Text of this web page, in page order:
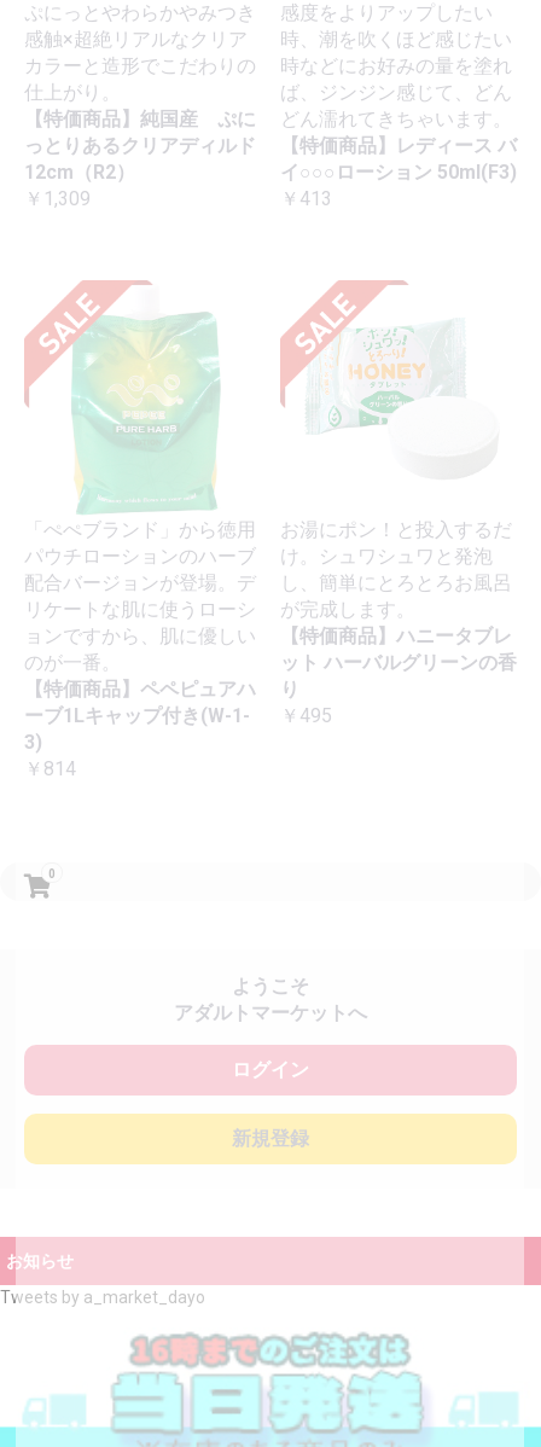
0
ようこそ
アダルトマーケットへ
ログイン
新規登録
お知らせ
Tweets by a_market_dayo
ぷにっとやわらかやみつき
感触×超絶リアルなクリア
カラーと造形でこだわりの
仕上がり。
【特価商品】純国産 ぷに
っとりあるクリアディルド
12cm（R2）
￥1,309
感度をよりアップしたい
時、潮を吹くほど感じたい
時などにお好みの量を塗れ
ば、ジンジン感じて、どん
どん濡れてきちゃいます。
【特価商品】レディース バ
イ○○○ローション 50ml(F3)
￥413
「ぺぺブランド」から徳用
パウチローションのハーブ
配合バージョンが登場。デ
リケートな肌に使うローシ
ョンですから、肌に優しい
のが一番。
【特価商品】ペペピュアハ
ーブ1Lキャップ付き(W-1-
3)
￥814
お湯にポン！と投入するだ
け。シュワシュワと発泡
し、簡単にとろとろお風呂
が完成します。
【特価商品】ハニータブレ
ット ハーバルグリーンの香
り
￥495